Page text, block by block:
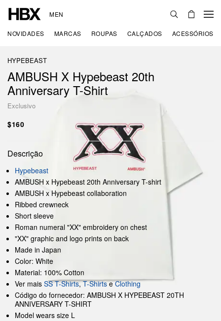
MEN
NOVIDADES MARCAS ROUPAS CALÇADOS ACESSÓRIOS
HYPEBEAST
AMBUSH X Hypebeast 20th
Anniversary T-Shirt
Exclusivo
$160
Descrição
Hypebeast
AMBUSH x Hypebeast 20th Anniversary T-shirt
AMBUSH x Hypebeast collaboration
Ribbed crewneck
Short sleeve
Roman numeral "XX" embroidery on chest
"XX" graphic and logo prints on back
Made in Japan
Color: White
Material: 100% Cotton
Ver mais SS T-Shirts,T-ShirtseClothing
Código do fornecedor: AMBUSH X HYPEBEAST 20TH
ANNIVERSARY T-SHIRT
Model wears size L